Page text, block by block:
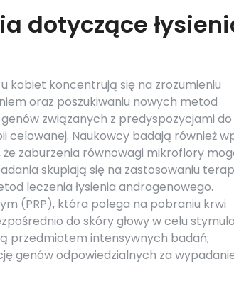
dotyczące
kobiet koncentrują się na zrozumieniu
oraz poszukiwaniu nowych metod
związanych z predyspozycjami do
celowanej. Naukowcy badają również
że zaburzenia równowagi mikroflory
skupiają się na zastosowaniu
leczenia łysienia androgenowego.
(PRP), która polega na pobraniu krwi
do skóry głowy w celu
przedmiotem intensywnych badań;
genów odpowiedzialnych za